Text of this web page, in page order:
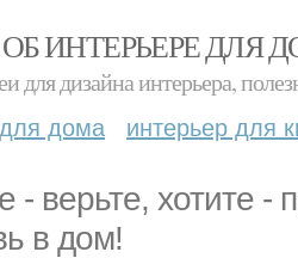
ИНТЕРЬЕРЕ ДЛЯ
для дизайна интерьера,
дома интерьер для
- верьте, хотите -
в дом!